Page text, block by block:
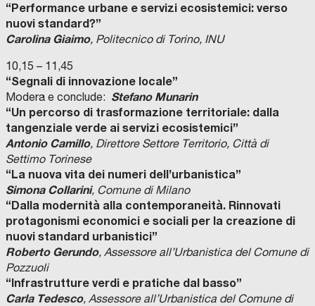
“Performance urbane e servizi ecosistemici: verso
nuovi standard?”
Carolina Giaimo, Politecnico di Torino, INU
10,15 – 11,45
“Segnali di innovazione locale”
Modera e conclude: Stefano Munarin
“Un percorso di trasformazione territoriale: dalla
tangenziale verde ai servizi ecosistemici”
Antonio Camillo, Direttore Settore Territorio, Città di
Settimo Torinese
“La nuova vita dei numeri dell’urbanistica”
Simona Collarini, Comune di Milano
“Dalla modernità alla contemporaneità. Rinnovati
protagonismi economici e sociali per la creazione di
nuovi standard urbanistici”
Roberto Gerundo, Assessore all’Urbanistica del Comune di
Pozzuoli
“Infrastrutture verdi e pratiche dal basso”
Carla Tedesco, Assessore all’Urbanistica del Comune di